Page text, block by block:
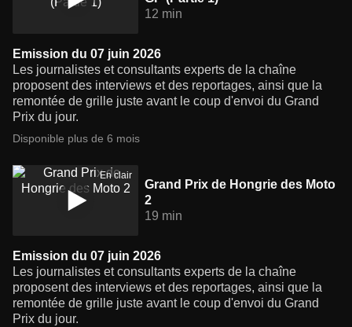
12 min
Emission du 07 juin 2026
Les journalistes et consultants experts de la chaîne
proposent des interviews et des reportages, ainsi que la
remontée de grille juste avant le coup d'envoi du Grand
Prix du jour.
Disponible plus de 6 mois
En clair
Grand Prix de Hongrie des Moto
2
19 min
Emission du 07 juin 2026
Les journalistes et consultants experts de la chaîne
proposent des interviews et des reportages, ainsi que la
remontée de grille juste avant le coup d'envoi du Grand
Prix du jour.